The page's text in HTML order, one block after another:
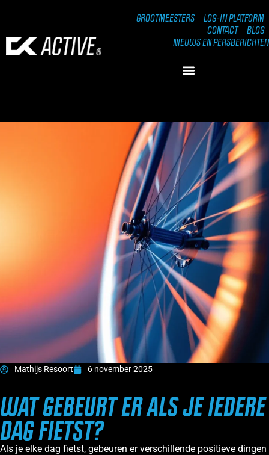
GROOTMEESTERS
LOG-IN PLATFORM
CONTACT
BLOG
NIEUWS EN PERSBERICHTEN
Mathijs Resoort 6 november 2025
WAT GEBEURT ER ALS JE IEDERE
DAG FIETST?
Als je elke dag fietst, gebeuren er verschillende positieve dingen